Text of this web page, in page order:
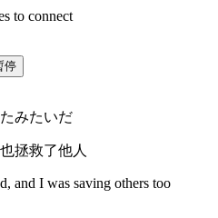
to connect
停
みたいだ
拯救了他人
and I was saving others too